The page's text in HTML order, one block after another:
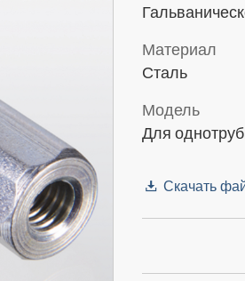
Материал
Сталь
Модель
Для
Скачать